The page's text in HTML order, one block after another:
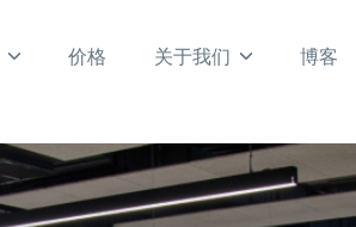
价格 关于我们 博客